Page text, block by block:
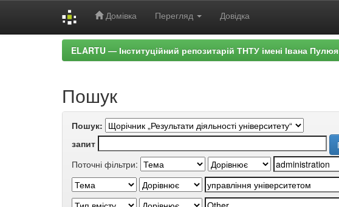
Домівка Перегляд Довідка
ELARTU — Інституційний репозитарій ТНТУ імені Івана Пулюя
Пошук
Пошук:
запит
Поточні фільтри: